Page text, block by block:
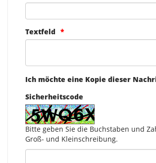
Textfeld
Ich möchte eine Kopie dieser
Sicherheitscode
Bitte geben Sie die Buchstaben und
Groß- und Kleinschreibung.